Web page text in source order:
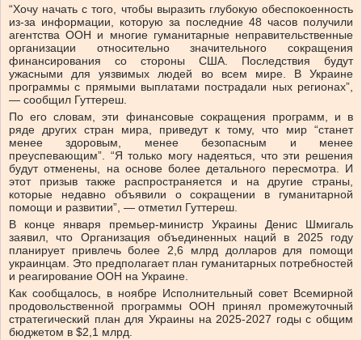
“Хочу начать с того, чтобы выразить глубокую обеспокоенность
из-за информации, которую за последние 48 часов получили
агентства ООН и многие гуманитарные неправительственные
организации относительно значительного сокращения
финансирования со стороны США. Последствия будут
ужасными для уязвимых людей во всем мире. В Украине
программы с прямыми выплатами пострадали ных регионах”,
— сообщил Гуттереш.
По его словам, эти финансовые сокращения программ, и в
ряде других стран мира, приведут к тому, что мир “станет
менее здоровым, менее безопасным и менее
преуспевающим”. “Я только могу надеяться, что эти решения
будут отменены, на основе более детального пересмотра. И
этот призыв также распространяется и на другие страны,
которые недавно объявили о сокращении в гуманитарной
помощи и развитии”, — отметил Гуттереш.
В конце января премьер-министр Украины Денис Шмигаль
заявил, что Организация объединенных наций в 2025 году
планирует привлечь более 2,6 млрд долларов для помощи
украинцам. Это предполагает план гуманитарных потребностей
и реагирование ООН на Украине.
Как сообщалось, в ноябре Исполнительный совет Всемирной
продовольственной программы ООН принял промежуточный
стратегический план для Украины на 2025-2027 годы с общим
бюджетом в $2,1 млрд.